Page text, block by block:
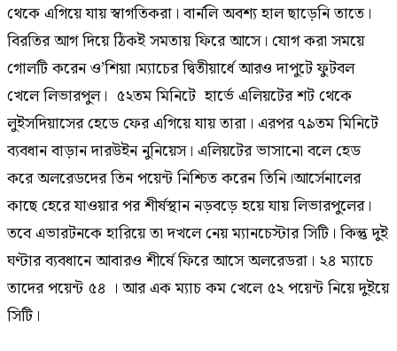
থেকে এগিয়ে যায় স্বাগতিকরা। বার্নলি অবশ্য হাল ছাড়েনি তাতে।
বিরতির আগ দিয়ে ঠিকই সমতায় ফিরে আসে। যোগ করা সময়ে
গোলটি করেন ও’শিয়া।ম্যাচের দ্বিতীয়ার্ধে আরও দাপুটে ফুটবল
খেলে লিভারপুল। ৫২তম মিনিটে হার্ভে এলিয়টের শট থেকে
লুইসদিয়াসের হেডে ফের এগিয়ে যায় তারা। এরপর ৭৯তম মিনিটে
ব্যবধান বাড়ান দারউইন নুনিয়েস। এলিয়টের ভাসানো বলে হেড
করে অলরেডদের তিন পয়েন্ট নিশ্চিত করেন তিনি।আর্সেনালের
কাছে হেরে যাওয়ার পর শীর্ষস্থান নড়বড়ে হয়ে যায় লিভারপুলের।
তবে এভারটনকে হারিয়ে তা দখলে নেয় ম্যানচেস্টার সিটি। কিন্তু দুই
ঘণ্টার ব্যবধানে আবারও শীর্ষে ফিরে আসে অলরেডরা। ২৪ ম্যাচে
তাদের পয়েন্ট ৫৪ । আর এক ম্যাচ কম খেলে ৫২ পয়েন্ট নিয়ে দুইয়ে
সিটি।